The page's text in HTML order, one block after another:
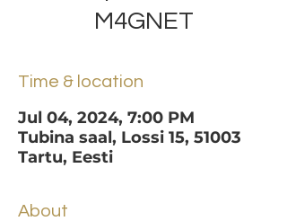
M4GNET
Time & location
Jul 04, 2024, 7:00 PM
Tubina saal, Lossi 15, 51003
Tartu, Eesti
About